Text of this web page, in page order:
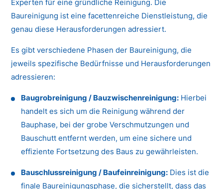
Experten für eine gründliche Reinigung. Die
Baureinigung ist eine facettenreiche Dienstleistung, die
genau diese Herausforderungen adressiert.
Es gibt verschiedene Phasen der Baureinigung, die
jeweils spezifische Bedürfnisse und Herausforderungen
adressieren:
Baugrobreinigung / Bauzwischenreinigung: Hierbei
handelt es sich um die Reinigung während der
Bauphase, bei der grobe Verschmutzungen und
Bauschutt entfernt werden, um eine sichere und
effiziente Fortsetzung des Baus zu gewährleisten.
Bauschlussreinigung / Baufeinreinigung: Dies ist die
finale Baureinigungsphase, die sicherstellt, dass das